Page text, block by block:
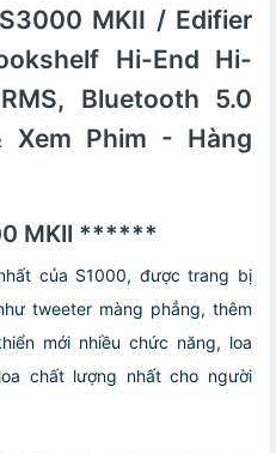
MKII / Edifier
Hi-End Hi-
Bluetooth 5.0
Xem Phim - Hàng
MKII ******
của S1000, được trang bị
tweeter màng phẳng, thêm
mới nhiều chức năng, loa
chất lượng nhất cho người